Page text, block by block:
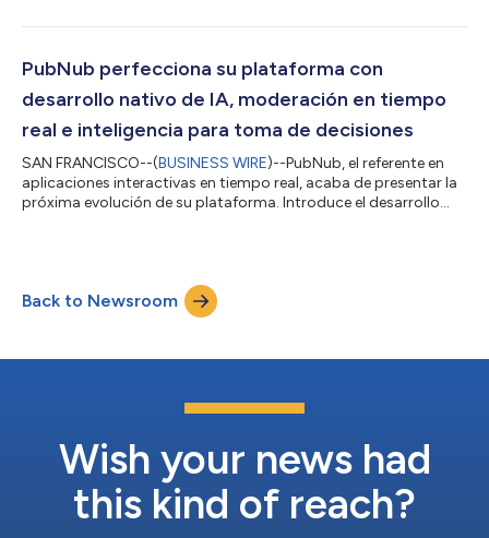
destaca el compromiso continuo de PubNub por ofrecer una
experiencias interactivas en línea. El informe SOC 3 confirma
que los sistemas de PubNub cumplen con los cr...
PubNub perfecciona su plataforma con
desarrollo nativo de IA, moderación en tiempo
real e inteligencia para toma de decisiones
SAN FRANCISCO--(BUSINESS WIRE)--PubNub, el referente en
aplicaciones interactivas en tiempo real, acaba de presentar la
próxima evolución de su plataforma. Introduce el desarrollo
simplifica el acceso a toda la potencia de PubNub. Las
modificaciones implementadas permiten a los desarrolladores
crear experiencias ricas y...
Back to Newsroom
Wish your news had
this kind of reach?